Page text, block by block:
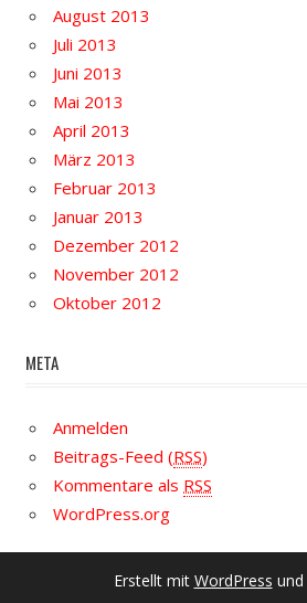
August 2013
Juli 2013
Juni 2013
Mai 2013
April 2013
März 2013
Februar 2013
Januar 2013
Dezember 2012
November 2012
Oktober 2012
META
Anmelden
Beitrags-Feed (RSS)
Kommentare als RSS
WordPress.org
Erstellt mit WordPress und